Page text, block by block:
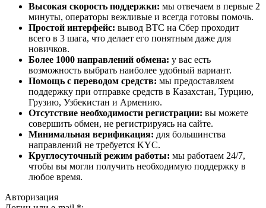
Высокая скорость поддержки: мы отвечаем в первые 2
минуты, операторы вежливые и всегда готовы помочь.
Простой интерфейс: вывод BTC на Сбер проходит
всего в 3 шага, что делает его понятным даже для
новичков.
Более 1000 направлений обмена: у вас есть
возможность выбрать наиболее удобный вариант.
Помощь с переводом средств: мы предоставляем
поддержку при отправке средств в Казахстан, Турцию,
Грузию, Узбекистан и Армению.
Отсутствие необходимости регистрации: вы можете
совершить обмен, не регистрируясь на сайте.
Минимальная верификация: для большинства
направлений не требуется KYC.
Круглосуточный режим работы: мы работаем 24/7,
чтобы вы могли получить необходимую поддержку в
любое время.
Авторизация